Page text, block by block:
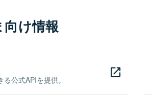
け情報
公式APIを提供。